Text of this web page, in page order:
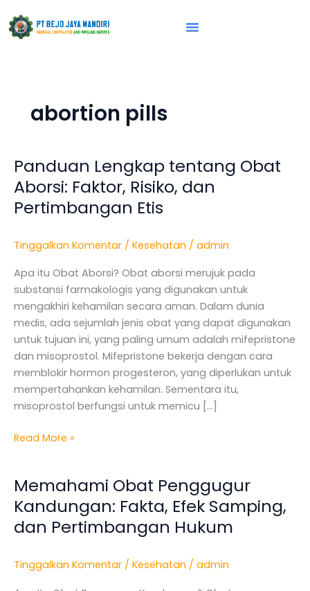
ke
konten
abortion pills
Panduan Lengkap tentang Obat
Aborsi: Faktor, Risiko, dan
Pertimbangan Etis
Tinggalkan Komentar / Kesehatan / admin
Apa itu Obat Aborsi? Obat aborsi merujuk pada
substansi farmakologis yang digunakan untuk
mengakhiri kehamilan secara aman. Dalam dunia
medis, ada sejumlah jenis obat yang dapat digunakan
untuk tujuan ini, yang paling umum adalah mifepristone
dan misoprostol. Mifepristone bekerja dengan cara
memblokir hormon progesteron, yang diperlukan untuk
mempertahankan kehamilan. Sementara itu,
misoprostol berfungsi untuk memicu […]
Panduan
Lengkap
tentang
Obat
Faktor,
dan
Pertimbangan
Etis
Read More »
Memahami Obat Penggugur
Kandungan: Fakta, Efek Samping,
dan Pertimbangan Hukum
Tinggalkan Komentar / Kesehatan / admin
Memahami
Obat
Penggugur
Kandungan:
Efek